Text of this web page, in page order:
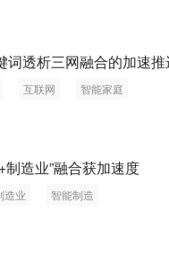
词透析三网融合的加速
互联网
智能家庭
制造业”融合获加速度
造业 智能制造